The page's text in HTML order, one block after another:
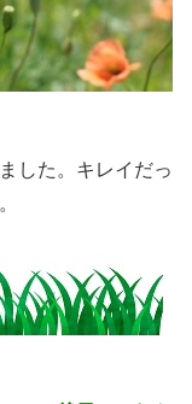
した。キレイだっ